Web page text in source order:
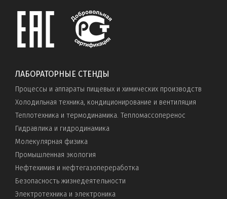
ЛАБОРАТОРНЫЕ СТЕНДЫ
Процессы и аппараты пищевых и химических производств
Холодильная техника, кондиционирование и вентиляция
Теплотехника и термодинамика. Тепломассоперенос
Гидравлика и гидродинамика
Молекулярная физика
Промышленная экология
Нефтехимия и нефтегазопереработка
Безопасность жизнедеятельности
Электротехника и электроника